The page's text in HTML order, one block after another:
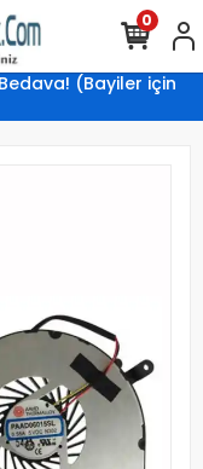
(Bayiler için
0